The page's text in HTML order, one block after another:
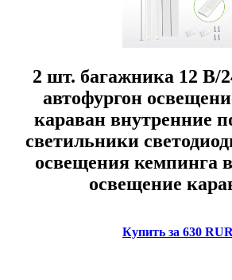
2 шт. багажника 12 В/
автофургон
караван внутренние
светильники
освещения кемпинга
освещение
Купить за 630 RUR